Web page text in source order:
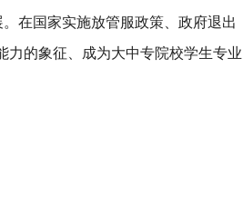
在国家实施放管服政策、政府退出
力的象征、成为大中专院校学生专业